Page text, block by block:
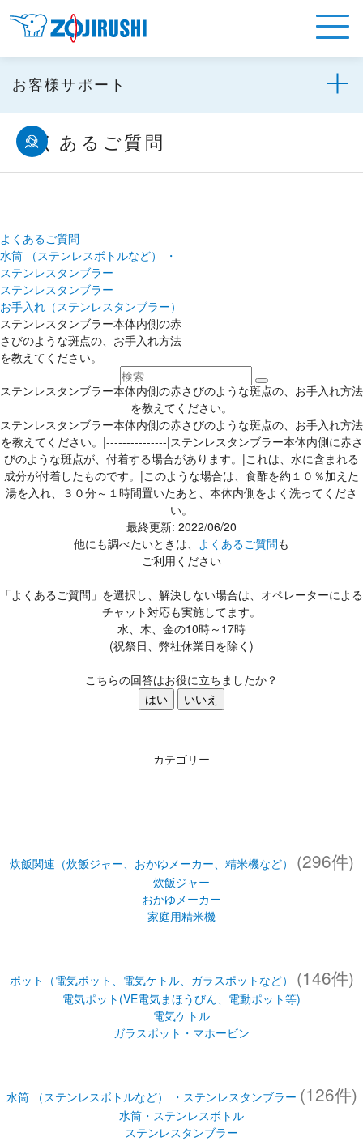
お客様サポート
よくあるご質問
よくあるご質問
水筒 （ステンレスボトルなど） ・
ステンレスタンブラー
ステンレスタンブラー
お手入れ（ステンレスタンブラー）
ステンレスタンブラー本体内側の赤
さびのような斑点の、お手入れ方法
を教えてください。
ステンレスタンブラー本体内側の赤さびのような斑点の、お手入れ方法
を教えてください。
ステンレスタンブラー本体内側の赤さびのような斑点の、お手入れ方法
を教えてください。|---------------|ステンレスタンブラー本体内側に赤さ
びのような斑点が、付着する場合があります。|これは、水に含まれる
成分が付着したものです。|このような場合は、食酢を約１０％加えた
湯を入れ、３０分～１時間置いたあと、本体内側をよく洗ってくださ
い。
最終更新: 2022/06/20
他にも調べたいときは、 よくあるご質問も
ご利用ください
「よくあるご質問」を選択し、解決しない場合は、オペレーターによる
チャット対応も実施してます。
水、木、金の10時～17時
(祝祭日、弊社休業日を除く)
こちらの回答はお役に立ちましたか？
はい
いいえ
カテゴリー
炊飯関連（炊飯ジャー、おかゆメーカー、精米機など） (296件)
炊飯ジャー
おかゆメーカー
家庭用精米機
ポット（電気ポット、電気ケトル、ガラスポットなど） (146件)
電気ポット(VE電気まほうびん、電動ポット等)
電気ケトル
ガラスポット・マホービン
水筒 （ステンレスボトルなど） ・ステンレスタンブラー (126件)
水筒・ステンレスボトル
ステンレスタンブラー